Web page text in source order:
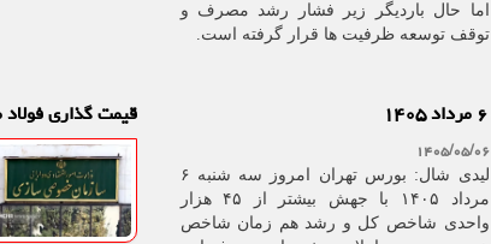
اما حال باردیگر زیر فشار رشد مصرف و
توقف توسعه ظرفیت ها قرار گرفته است.
۱۴۰۵/۰۵/۰۶
لیدی شال: بورس تهران امروز سه شنبه ۶
مرداد ۱۴۰۵ با جهش بیشتر از ۴۵ هزار
واحدی شاخص کل و رشد هم زمان شاخص
قیمت گذاری